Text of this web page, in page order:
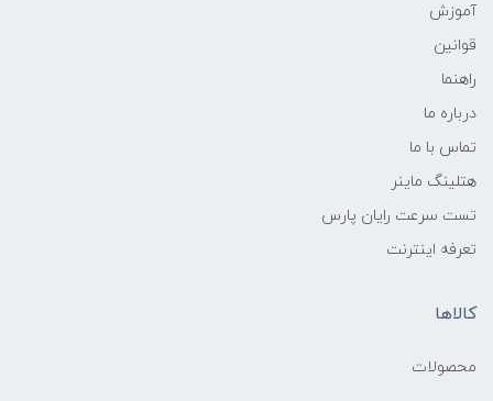
آموزش
قوانین
راهنما
درباره ما
تماس با ما
هتلینگ ماینر
تست سرعت رایان پارس
تعرفه اینترنت
کالاها
محصولات